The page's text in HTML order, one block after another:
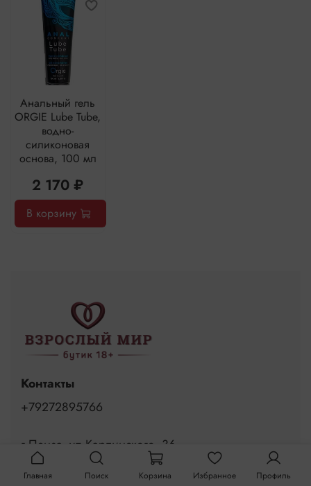
Анальный гель
ORGIE Lube Tube,
водно-
силиконовая
основа, 100 мл
2 170 ₽
В корзину
Контакты
+79272895766
г.Пенза, ул.Карпинского, 36
Главная Поиск Корзина Избранное Профиль